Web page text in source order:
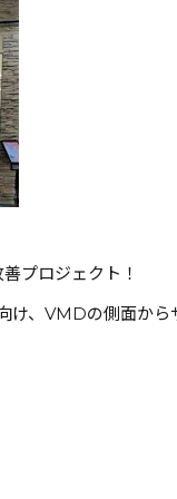
プロジェクト！
、VMDの側面から